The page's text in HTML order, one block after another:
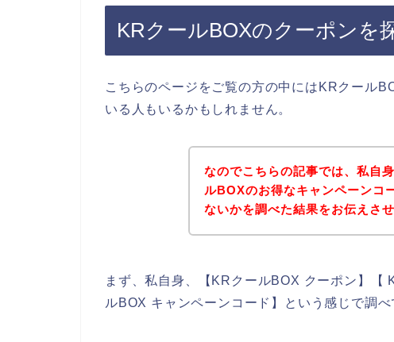
KRクールBOXのクーポンを
こちらのページをご覧の方の中にはKRクール
いる人もいるかもしれません。
なのでこちらの記事では、私自
ルBOXのお得なキャンペーンコ
ないかを調べた結果をお伝えさ
まず、私自身、【KRクールBOX クーポン】【
ルBOX キャンペーンコード】という感じで調べ